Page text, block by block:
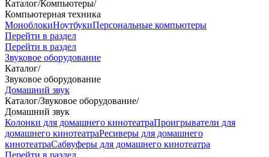
Каталог/Компьютеры/
Компьютерная техника
МоноблокиНоутбукиПерсональные компьютеры
Перейти в раздел
Перейти в раздел
Звуковое оборудование
Каталог/
Звуковое оборудование
Домашний звук
Каталог/Звуковое оборудование/
Домашний звук
Колонки для домашнего кинотеатраПроигрыватели для
домашнего кинотеатраРесиверы для домашнего
кинотеатраСабвуферы для домашнего кинотеатра
Перейти в раздел